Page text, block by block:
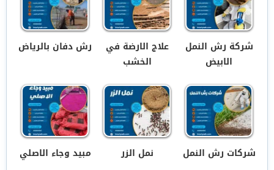
شركة رش النمل
الابيض
علاج الارضة في
الخشب
رش دفان بالرياض
شركات رش النمل نمل الزر مبيد وجاء الاصلي